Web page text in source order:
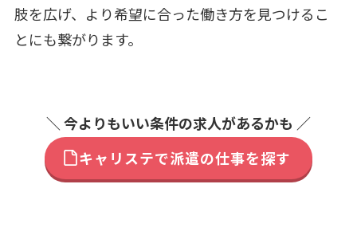
肢を広げ、より希望に合った働き方を見つけるこ
とにも繋がります。
＼ 今よりもいい条件の求人があるかも ／
キャリステで派遣の仕事を探す